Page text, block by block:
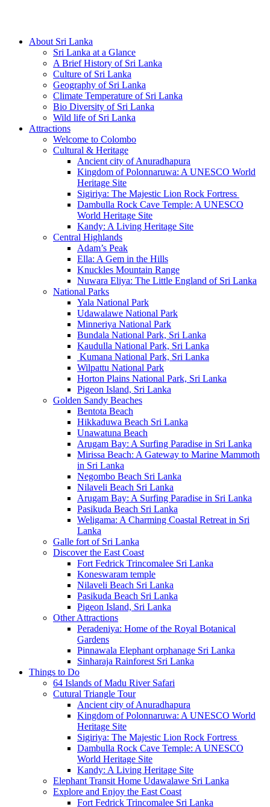
About Sri Lanka
Sri Lanka at a Glance
A Brief History of Sri Lanka
Culture of Sri Lanka
Geography of Sri Lanka
Climate Temperature of Sri Lanka
Bio Diversity of Sri Lanka
Wild life of Sri Lanka
Attractions
Welcome to Colombo
Cultural & Heritage
Ancient city of Anuradhapura
Kingdom of Polonnaruwa: A UNESCO World
Heritage Site
Sigiriya: The Majestic Lion Rock Fortress
Dambulla Rock Cave Temple: A UNESCO
World Heritage Site
Kandy: A Living Heritage Site
Central Highlands
Adam’s Peak
Ella: A Gem in the Hills
Knuckles Mountain Range
Nuwara Eliya: The Little England of Sri Lanka
National Parks
Yala National Park
Udawalawe National Park
Minneriya National Park
Bundala National Park, Sri Lanka
Kaudulla National Park, Sri Lanka
Kumana National Park, Sri Lanka
Wilpattu National Park
Horton Plains National Park, Sri Lanka
Pigeon Island, Sri Lanka
Golden Sandy Beaches
Bentota Beach
Hikkaduwa Beach Sri Lanka
Unawatuna Beach
Arugam Bay: A Surfing Paradise in Sri Lanka
Mirissa Beach: A Gateway to Marine Mammoth
in Sri Lanka
Negombo Beach Sri Lanka
Nilaveli Beach Sri Lanka
Arugam Bay: A Surfing Paradise in Sri Lanka
Pasikuda Beach Sri Lanka
Weligama: A Charming Coastal Retreat in Sri
Lanka
Galle fort of Sri Lanka
Discover the East Coast
Fort Fedrick Trincomalee Sri Lanka
Koneswaram temple
Nilaveli Beach Sri Lanka
Pasikuda Beach Sri Lanka
Pigeon Island, Sri Lanka
Other Attractions
Peradeniya: Home of the Royal Botanical
Gardens
Pinnawala Elephant orphanage Sri Lanka
Sinharaja Rainforest Sri Lanka
Things to Do
64 Islands of Madu River Safari
Cutural Triangle Tour
Ancient city of Anuradhapura
Kingdom of Polonnaruwa: A UNESCO World
Heritage Site
Sigiriya: The Majestic Lion Rock Fortress
Dambulla Rock Cave Temple: A UNESCO
World Heritage Site
Kandy: A Living Heritage Site
Elephant Transit Home Udawalawe Sri Lanka
Explore and Enjoy the East Coast
Fort Fedrick Trincomalee Sri Lanka